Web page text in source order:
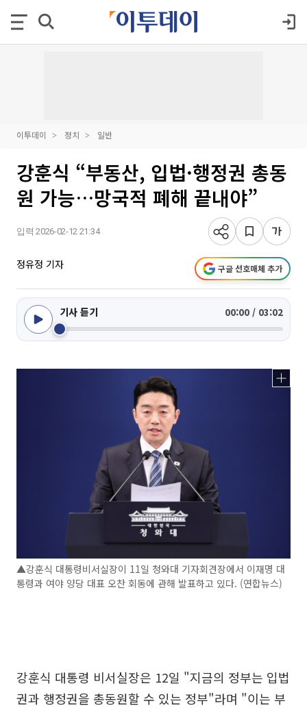
이투데이 정치 일반
강훈식 “부동산, 입법·행정권 총동
원 가능…망국적 폐해 끝내야”
입력 2026-02-12 21:34
정유정 기자 구글 선호매체 추가
기사 듣기 00:00 / 03:02
▲강훈식 대통령비서실장이 11일 청와대 기자회견장에서 이재명 대
통령과 여야 양당 대표 오찬 회동에 관해 발표하고 있다. (연합뉴스)
강훈식 대통령 비서실장은 12일 "지금의 정부는 입법
권과 행정권을 총동원할 수 있는 정부"라며 "이는 부